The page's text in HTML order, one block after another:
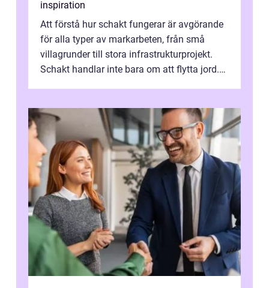
inspiration
Att förstå hur schakt fungerar är avgörande
för alla typer av markarbeten, från små
villagrunder till stora infrastrukturprojekt.
Schakt handlar inte bara om att flytta jord.